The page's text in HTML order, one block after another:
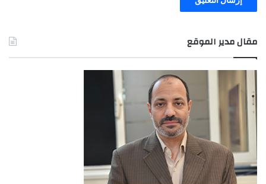
مقال مدير الموقع